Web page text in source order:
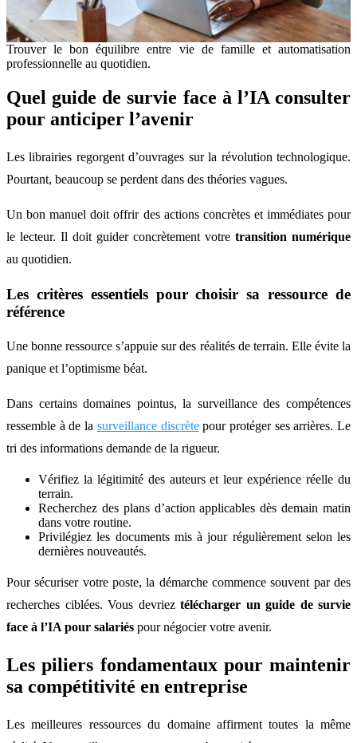
Trouver le bon équilibre entre vie de famille et automatisation
professionnelle au quotidien.
Quel guide de survie face à l’IA consulter
pour anticiper l’avenir
Les librairies regorgent d’ouvrages sur la révolution technologique.
Pourtant, beaucoup se perdent dans des théories vagues.
Un bon manuel doit offrir des actions concrètes et immédiates pour
le lecteur. Il doit guider concrètement votre transition numérique
au quotidien.
Les critères essentiels pour choisir sa ressource de
référence
Une bonne ressource s’appuie sur des réalités de terrain. Elle évite la
panique et l’optimisme béat.
Dans certains domaines pointus, la surveillance des compétences
ressemble à de la surveillance discrètepour protéger ses arrières. Le
tri des informations demande de la rigueur.
Vérifiez la légitimité des auteurs et leur expérience réelle du
terrain.
Recherchez des plans d’action applicables dès demain matin
dans votre routine.
Privilégiez les documents mis à jour régulièrement selon les
dernières nouveautés.
Pour sécuriser votre poste, la démarche commence souvent par des
recherches ciblées. Vous devriez télécharger un guide de survie
face à l’IA pour salariés pour négocier votre avenir.
Les piliers fondamentaux pour maintenir
sa compétitivité en entreprise
Les meilleures ressources du domaine affirment toutes la même